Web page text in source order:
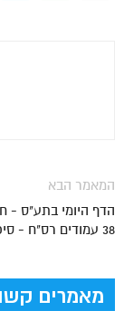
המאמר הבא
הדף היומי בתע"ס -
38 עמודים רס"ח - סיכום
מאמרים